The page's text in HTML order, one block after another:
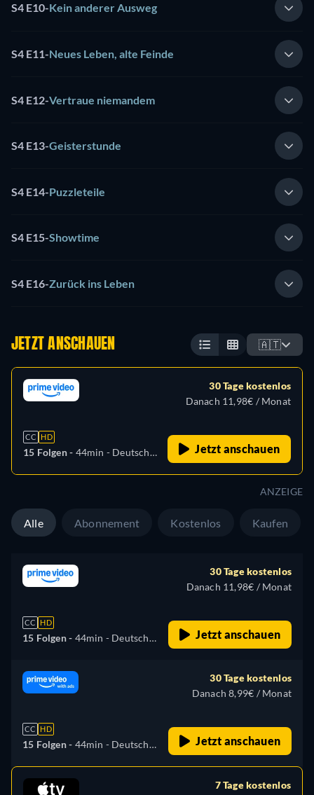
S4 E10-Kein anderer Ausweg
S4 E11-Neues Leben, alte Feinde
S4 E12-Vertraue niemandem
S4 E13-Geisterstunde
S4 E14-Puzzleteile
S4 E15-Showtime
S4 E16-Zurück ins Leben
JETZT ANSCHAUEN 🇦🇹
CC HD
15 Folgen - 44min - Deutsch,
30 Tage kostenlos
Danach 11,98€ / Monat
Jetzt anschauen
ANZEIGE
Alle Abonnement Kostenlos Kaufen
CC HD
15 Folgen - 44min - Deutsch,
Französisch, Italienisch,
Japanisch, Portugiesisch
30 Tage kostenlos
Danach 11,98€ / Monat
Jetzt anschauen
CC HD
15 Folgen - 44min - Deutsch,
Französisch, Italienisch,
30 Tage kostenlos
Danach 8,99€ / Monat
Jetzt anschauen
7 Tage kostenlos